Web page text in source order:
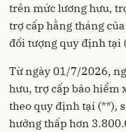
trên mức lương hưu,
trợ cấp hằng tháng
đối tượng quy định tại
Từ ngày 01/7/2026,
hưu, trợ cấp bảo hiểm
theo quy định tại (**),
hưởng thấp hơn